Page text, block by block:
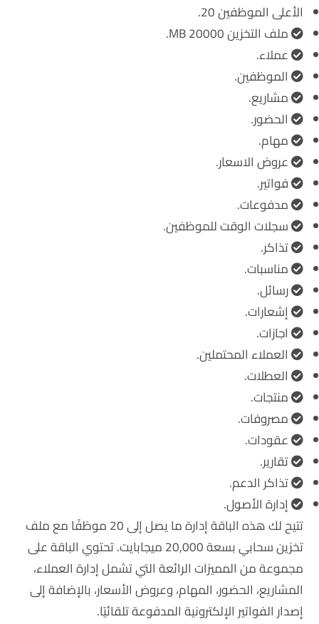
الأعلى الموظفين 20.
ملف التخزين 20000 MB.
عملاء.
الموظفين.
مشاريع.
الحضور.
مهام.
عروض الاسعار.
فواتير.
مدفوعات.
سجلات الوقت للموظفين.
تذاكر.
مناسبات.
رسائل.
إشعارات.
اجازات.
العملاء المحتملين.
العطلات.
منتجات.
مصروفات.
عقودات.
تقارير.
تذاكر الدعم.
إدارة الأصول.
تتيح لك هذه الباقة إدارة ما يصل إلى 20 موظفًا مع ملف
تخزين سحابي بسعة 20,000 ميجابايت. تحتوي الباقة على
مجموعة من المميزات الرائعة التي تشمل إدارة العملاء،
المشاريع، الحضور، المهام، وعروض الأسعار، بالإضافة إلى
إصدار الفواتير الإلكترونية المدفوعة تلقائيًا.